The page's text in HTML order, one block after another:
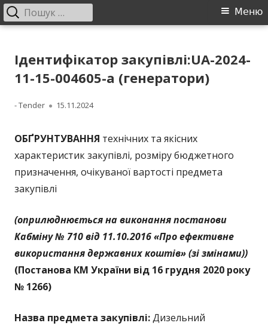
контенту
Головне
Меню
Пошук:
Ідентифікатор закупівлі:UA-2024-
11-15-004605-a (генератори)
Автор
- Tender Опубліковано
15.11.2024
ОБҐРУНТУВАННЯ технічних та якісних
характеристик закупівлі, розміру бюджетного
призначення, очікуваної вартості предмета
закупівлі
(оприлюднюється на виконання постанови
Кабміну № 710 від 11.10.2016 «Про ефективне
використання державних коштів» (зі змінами))
(Постанова КМ України від 16 грудня 2020 року
№ 1266)
Назва предмета закупівлі:Дизельний